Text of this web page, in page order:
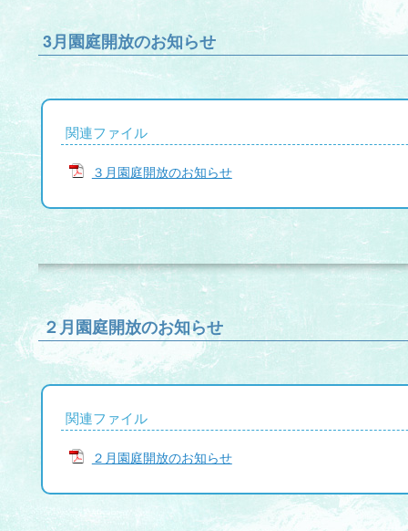
3月園庭開放のお知らせ
関連ファイル
３月園庭開放のお知らせ
２月園庭開放のお知らせ
関連ファイル
２月園庭開放のお知らせ